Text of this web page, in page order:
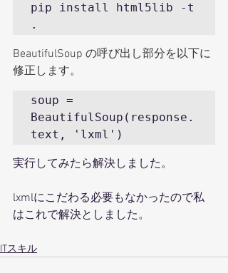
pip install html5lib -t
.
BeautifulSoup の呼び出し部分を以下に
修正します。
soup =
BeautifulSoup(response.
text, 'lxml')
実行してみたら解決しました。
lxmlにこだわる必要もなかったので私
はこれで解決としました。
ITスキル